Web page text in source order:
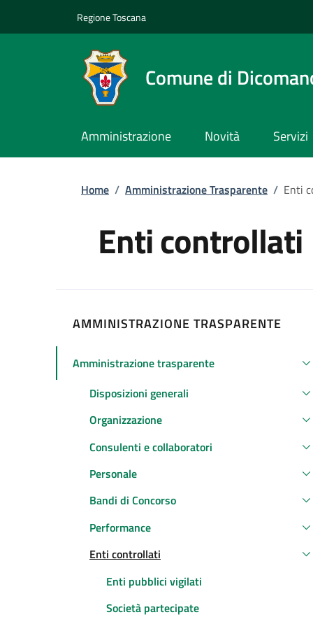
Regione ToscanaSlim top
Comune di
Amministrazione Novità Servizi
Briciole di pane
Home / Amministrazione Trasparente / Enti
Enti controllati
AMMINISTRAZIONE TRASPARENTE
Amministrazione trasparente
Attivo
Disposizioni generali
Organizzazione
Consulenti e collaboratori
Personale
Bandi di Concorso
Performance
Enti controllati
Attivo
Enti pubblici vigilati
Società partecipate